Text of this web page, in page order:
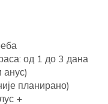
од 1 до 3 дана
анус)
планирано)
+